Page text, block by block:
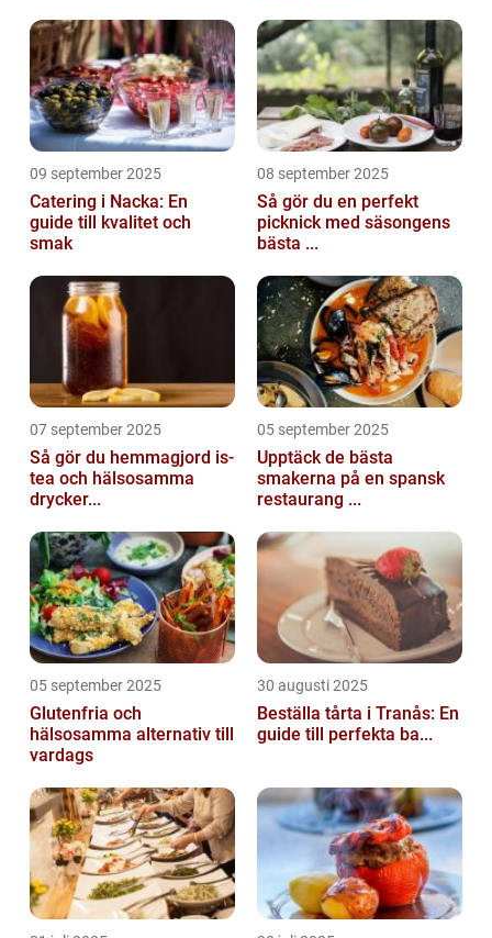
09 september 2025
Catering i Nacka: En
guide till kvalitet och
smak
08 september 2025
Så gör du en perfekt
picknick med säsongens
bästa ...
07 september 2025
Så gör du hemmagjord is-
tea och hälsosamma
drycker...
05 september 2025
Upptäck de bästa
smakerna på en spansk
restaurang ...
05 september 2025
Glutenfria och
hälsosamma alternativ till
vardags
30 augusti 2025
Beställa tårta i Tranås: En
guide till perfekta ba...